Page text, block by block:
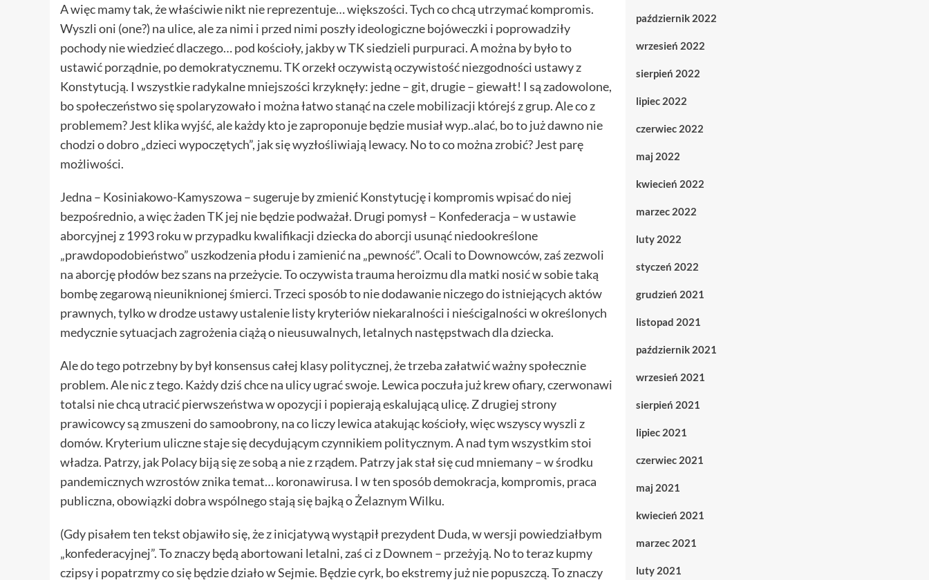
A więc mamy tak, że właściwie nikt nie reprezentuje… większości. Tych co chcą utrzymać kompromis.
Wyszli oni (one?) na ulice, ale za nimi i przed nimi poszły ideologiczne bojóweczki i poprowadziły
pochody nie wiedzieć dlaczego… pod kościoły, jakby w TK siedzieli purpuraci. A można by było to
ustawić porządnie, po demokratycznemu. TK orzekł oczywistą oczywistość niezgodności ustawy z
Konstytucją. I wszystkie radykalne mniejszości krzyknęły: jedne – git, drugie – giewałt! I są zadowolone,
bo społeczeństwo się spolaryzowało i można łatwo stanąć na czele mobilizacji którejś z grup. Ale co z
problemem? Jest klika wyjść, ale każdy kto je zaproponuje będzie musiał wyp..alać, bo to już dawno nie
chodzi o dobro „dzieci wypoczętych”, jak się wyzłośliwiają lewacy. No to co można zrobić? Jest parę
możliwości.
Jedna – Kosiniakowo-Kamyszowa – sugeruje by zmienić Konstytucję i kompromis wpisać do niej
bezpośrednio, a więc żaden TK jej nie będzie podważał. Drugi pomysł – Konfederacja – w ustawie
aborcyjnej z 1993 roku w przypadku kwalifikacji dziecka do aborcji usunąć niedookreślone
„prawdopodobieństwo” uszkodzenia płodu i zamienić na „pewność”. Ocali to Downowców, zaś zezwoli
na aborcję płodów bez szans na przeżycie. To oczywista trauma heroizmu dla matki nosić w sobie taką
bombę zegarową nieuniknionej śmierci. Trzeci sposób to nie dodawanie niczego do istniejących aktów
prawnych, tylko w drodze ustawy ustalenie listy kryteriów niekaralności i nieścigalności w określonych
medycznie sytuacjach zagrożenia ciążą o nieusuwalnych, letalnych następstwach dla dziecka.
Ale do tego potrzebny by był konsensus całej klasy politycznej, że trzeba załatwić ważny społecznie
problem. Ale nic z tego. Każdy dziś chce na ulicy ugrać swoje. Lewica poczuła już krew ofiary, czerwonawi
totalsi nie chcą utracić pierwszeństwa w opozycji i popierają eskalującą ulicę. Z drugiej strony
prawicowcy są zmuszeni do samoobrony, na co liczy lewica atakując kościoły, więc wszyscy wyszli z
domów. Kryterium uliczne staje się decydującym czynnikiem politycznym. A nad tym wszystkim stoi
władza. Patrzy, jak Polacy biją się ze sobą a nie z rządem. Patrzy jak stał się cud mniemany – w środku
pandemicznych wzrostów znika temat… koronawirusa. I w ten sposób demokracja, kompromis, praca
publiczna, obowiązki dobra wspólnego stają się bajką o Żelaznym Wilku.
(Gdy pisałem ten tekst objawiło się, że z inicjatywą wystąpił prezydent Duda, w wersji powiedziałbym
„konfederacyjnej”. To znaczy będą abortowani letalni, zaś ci z Downem – przeżyją. No to teraz kupmy
czipsy i popatrzmy co się będzie działo w Sejmie. Będzie cyrk, bo ekstremy już nie popuszczą. To znaczy
październik 2022
wrzesień 2022
sierpień 2022
lipiec 2022
czerwiec 2022
maj 2022
kwiecień 2022
marzec 2022
luty 2022
styczeń 2022
grudzień 2021
listopad 2021
październik 2021
wrzesień 2021
sierpień 2021
lipiec 2021
czerwiec 2021
maj 2021
kwiecień 2021
marzec 2021
luty 2021